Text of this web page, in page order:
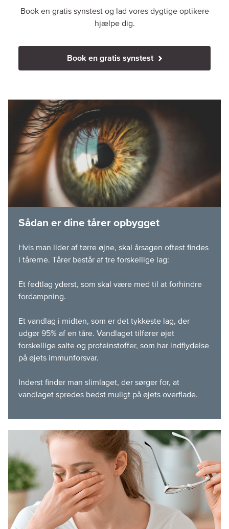
Book en gratis synstest og lad vores dygtige optikere
hjælpe dig.
Book en gratis synstest
Sådan er dine tårer opbygget
Hvis man lider af tørre øjne, skal årsagen oftest findes
i tårerne. Tårer består af tre forskellige lag:
Et fedtlag yderst, som skal være med til at forhindre
fordampning.
Et vandlag i midten, som er det tykkeste lag, der
udgør 95% af en tåre. Vandlaget tilfører øjet
forskellige salte og proteinstoffer, som har indflydelse
på øjets immunforsvar.
Inderst finder man slimlaget, der sørger for, at
vandlaget spredes bedst muligt på øjets overflade.